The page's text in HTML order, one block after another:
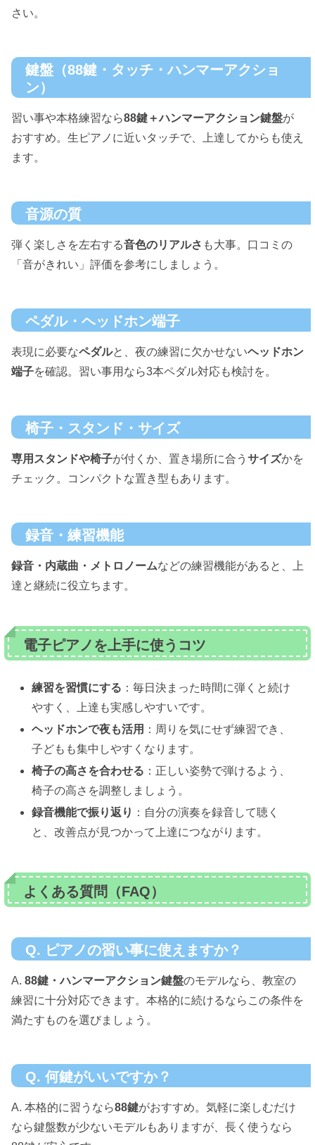
さい。
鍵盤（88鍵・タッチ・ハンマーアクショ
ン）
習い事や本格練習なら88鍵＋ハンマーアクション鍵盤が
おすすめ。生ピアノに近いタッチで、上達してからも使え
ます。
音源の質
弾く楽しさを左右する音色のリアルさ も大事。口コミの
「音がきれい」評価を参考にしましょう。
ペダル・ヘッドホン端子
表現に必要なペダルと、夜の練習に欠かせないヘッドホン
端子を確認。習い事用なら3本ペダル対応も検討を。
椅子・スタンド・サイズ
専用スタンドや椅子が付くか、置き場所に合う サイズかを
チェック。コンパクトな置き型もあります。
録音・練習機能
録音・内蔵曲・メトロノームなどの練習機能があると、上
達と継続に役立ちます。
電子ピアノを上手に使うコツ
練習を習慣にする ：毎日決まった時間に弾くと続け
やすく、上達も実感しやすいです。
ヘッドホンで夜も活用 ：周りを気にせず練習でき、
子どもも集中しやすくなります。
椅子の高さを合わせる ：正しい姿勢で弾けるよう、
椅子の高さを調整しましょう。
録音機能で振り返り ：自分の演奏を録音して聴く
と、改善点が見つかって上達につながります。
よくある質問（FAQ）
Q. ピアノの習い事に使えますか？
A. 88鍵・ハンマーアクション鍵盤のモデルなら、教室の
練習に十分対応できます。本格的に続けるならこの条件を
満たすものを選びましょう。
Q. 何鍵がいいですか？
A. 本格的に習うなら88鍵がおすすめ。気軽に楽しむだけ
なら鍵盤数が少ないモデルもありますが、長く使うなら